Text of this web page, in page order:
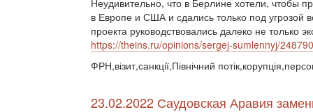
Неудивительно, что в Берлине хотели, чтобы
в Европе и США и сдались только под
проекта руководствовались далеко не только
https://theins.ru/opinions/sergej-sumlennyj/248790
ФРН,візит,санкції,Північний
23.02.2022 Саудовская Аравия